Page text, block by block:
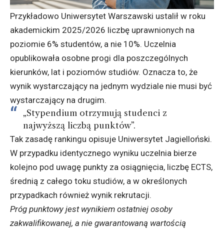
Przykładowo Uniwersytet Warszawski ustalił w roku
akademickim 2025/2026 liczbę uprawnionych na
poziomie 6% studentów, a nie 10%. Uczelnia
opublikowała osobne progi dla poszczególnych
kierunków, lat i poziomów studiów. Oznacza to, że
wynik wystarczający na jednym wydziale nie musi być
wystarczający na drugim.
„Stypendium otrzymują studenci z
najwyższą liczbą punktów”.
Tak zasadę rankingu opisuje Uniwersytet Jagielloński.
W przypadku identycznego wyniku uczelnia bierze
kolejno pod uwagę punkty za osiągnięcia, liczbę ECTS,
średnią z całego toku studiów, a w określonych
przypadkach również wynik rekrutacji.
Próg punktowy jest wynikiem ostatniej osoby
zakwalifikowanej, a nie gwarantowaną wartością